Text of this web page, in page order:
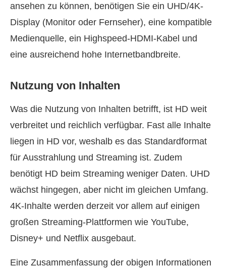
ansehen zu können, benötigen Sie ein UHD/4K-
Display (Monitor oder Fernseher), eine kompatible
Medienquelle, ein Highspeed-HDMI-Kabel und
eine ausreichend hohe Internetbandbreite.
Nutzung von Inhalten
Was die Nutzung von Inhalten betrifft, ist HD weit
verbreitet und reichlich verfügbar. Fast alle Inhalte
liegen in HD vor, weshalb es das Standardformat
für Ausstrahlung und Streaming ist. Zudem
benötigt HD beim Streaming weniger Daten. UHD
wächst hingegen, aber nicht im gleichen Umfang.
4K-Inhalte werden derzeit vor allem auf einigen
großen Streaming-Plattformen wie YouTube,
Disney+ und Netflix ausgebaut.
Eine Zusammenfassung der obigen Informationen